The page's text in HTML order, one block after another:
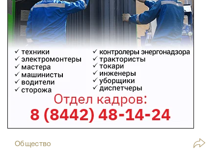
Общество